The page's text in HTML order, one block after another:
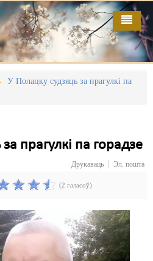
У Полацку судзяць за прагулкі па
прагулкі па горадзе
Друкаваць Эл. пошта
(2 галасоў)